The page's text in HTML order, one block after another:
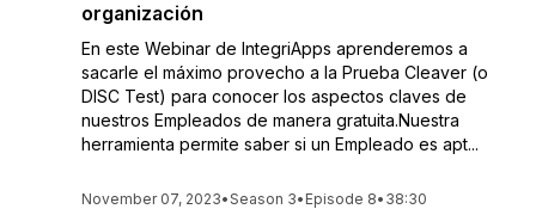
organización
En este Webinar de IntegriApps aprenderemos a
sacarle el máximo provecho a la Prueba Cleaver (o
DISC Test) para conocer los aspectos claves de
nuestros Empleados de manera gratuita.Nuestra
herramienta permite saber si un Empleado es apt...
November 07, 2023•Season 3• Episode 8• 38:30